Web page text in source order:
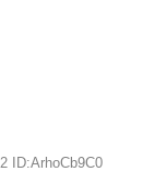
ID:ArhoCb9C0